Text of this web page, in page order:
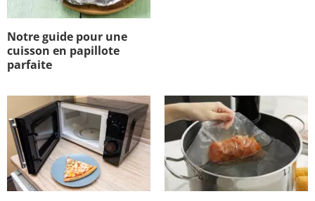
Notre guide pour une
cuisson en papillote
parfaite